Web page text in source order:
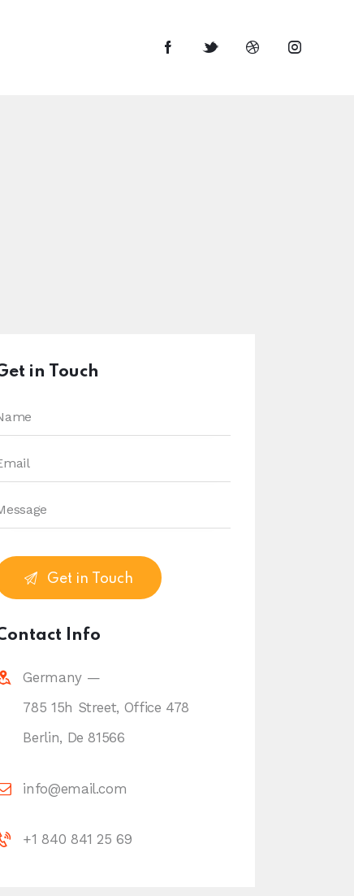
in Touch
Info
Germany —
785 15h Street, Office 478
Berlin, De 81566
info@email.com
+1 840 841 25 69